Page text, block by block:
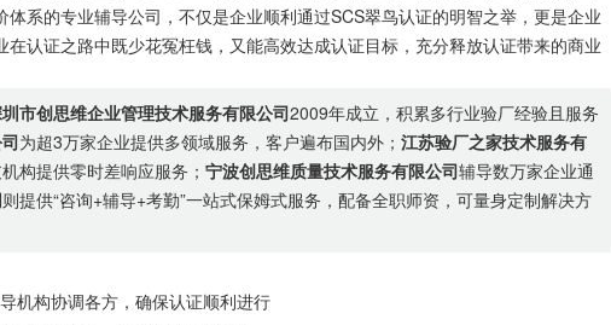
系的专业辅导公司，不仅是企业顺利通过SCS翠鸟认证的明智之举，更是企业
认证之路中既少花冤枉钱，又能高效达成认证目标，充分释放认证带来的商业
市创思维企业管理技术服务有限公司2009年成立，积累多行业验厂经验且服务
为超3万家企业提供多领域服务，客户遍布国内外；江苏验厂之家技术服务有
构提供零时差响应服务；宁波创思维质量技术服务有限公司辅导数万家企业通
则提供“咨询+辅导+考勤”一站式保姆式服务，配备全职师资，可量身定制解决方
机构协调各方，确保认证顺利进行